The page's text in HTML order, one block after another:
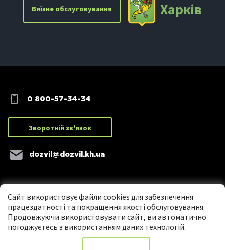
Виїзне обслуговування Харкiв
0 800-57-34-34
Зворотній зв'язок
dozvil@dozvil.kh.ua
Сайт використовує файли cookies для забезпечення
працездатності та покращення якості обслуговування.
Продовжуючи використовувати сайт, ви автоматично
погоджуєтесь з використанням даних технологій.